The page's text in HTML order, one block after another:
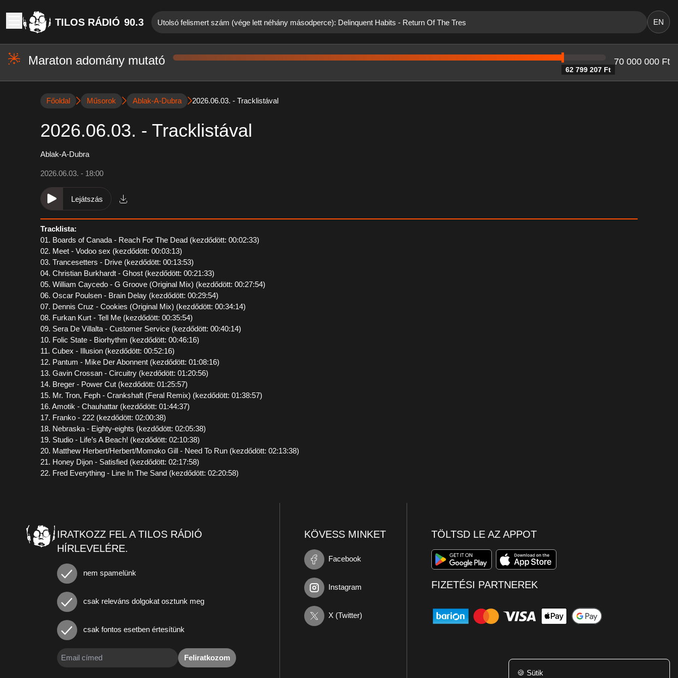
TILOS RÁDIÓ 90.3 Utolsó felismert szám (vége lett néhány másodperce): Delinquent Habits - Return Of The Tres EN
Maraton adomány mutató
62 799 207 Ft
70 000 000 Ft
Főoldal Műsorok Ablak-A-Dubra 2026.06.03. - Tracklistával
2026.06.03. - Tracklistával
Ablak-A-Dubra
2026.06.03. - 18:00
Lejátszás
Tracklista:
01. Boards of Canada - Reach For The Dead (kezdődött: 00:02:33)
02. Meet - Vodoo sex (kezdődött: 00:03:13)
03. Trancesetters - Drive (kezdődött: 00:13:53)
04. Christian Burkhardt - Ghost (kezdődött: 00:21:33)
05. William Caycedo - G Groove (Original Mix) (kezdődött: 00:27:54)
06. Oscar Poulsen - Brain Delay (kezdődött: 00:29:54)
07. Dennis Cruz - Cookies (Original Mix) (kezdődött: 00:34:14)
08. Furkan Kurt - Tell Me (kezdődött: 00:35:54)
09. Sera De Villalta - Customer Service (kezdődött: 00:40:14)
10. Folic State - Biorhythm (kezdődött: 00:46:16)
11. Cubex - Illusion (kezdődött: 00:52:16)
12. Pantum - Mike Der Abonnent (kezdődött: 01:08:16)
13. Gavin Crossan - Circuitry (kezdődött: 01:20:56)
14. Breger - Power Cut (kezdődött: 01:25:57)
15. Mr. Tron, Feph - Crankshaft (Feral Remix) (kezdődött: 01:38:57)
16. Amotik - Chauhattar (kezdődött: 01:44:37)
17. Franko - 222 (kezdődött: 02:00:38)
18. Nebraska - Eighty-eights (kezdődött: 02:05:38)
19. Studio - Life’s A Beach! (kezdődött: 02:10:38)
20. Matthew Herbert/Herbert/Momoko Gill - Need To Run (kezdődött: 02:13:38)
21. Honey Dijon - Satisfied (kezdődött: 02:17:58)
22. Fred Everything - Line In The Sand (kezdődött: 02:20:58)
IRATKOZZ FEL A TILOS RÁDIÓ
HÍRLEVELÉRE.
nem spamelünk
csak releváns dolgokat osztunk meg
csak fontos esetben értesítünk
Feliratkozom
KÖVESS MINKET
Facebook
Instagram
X (Twitter)
TÖLTSD LE AZ APPOT
FIZETÉSI PARTNEREK
🍪 Sütik